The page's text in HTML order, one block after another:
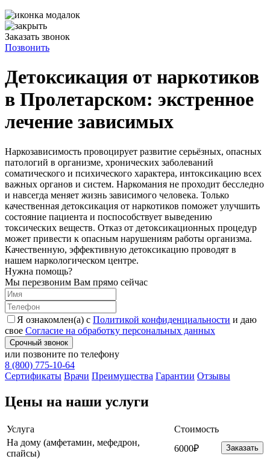
Заказать звонок
Позвонить
Детоксикация от наркотиков
в Пролетарском: экстренное
лечение зависимых
Наркозависимость провоцирует развитие серьёзных, опасных
патологий в организме, хронических заболеваний
соматического и психического характера, интоксикацию всех
важных органов и систем. Наркомания не проходит бесследно
и навсегда меняет жизнь зависимого человека. Только
качественная детоксикация от наркотиков поможет улучшить
состояние пациента и поспособствует выведению
токсических веществ. Отказ от детоксикационных процедур
может привести к опасным нарушениям работы организма.
Качественную, эффективную детоксикацию проводят в
нашем наркологическом центре.
Нужна помощь?
Мы перезвоним Вам прямо сейчас
Я ознакомлен(а) с Политикой конфиденциальности и даю
свое Согласие на обработку персональных данных
Срочный звонок
или позвоните по телефону
8 (800) 775-10-64
Cертификаты Врачи Преимущества Гарантии Отзывы
Цены на наши услуги
Услуга
Стоимость
На дому (амфетамин, мефедрон,
спайсы)
6000₽ Заказать